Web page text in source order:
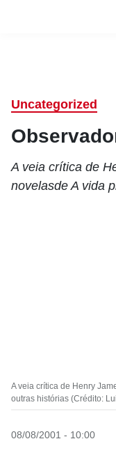
Uncategorized
A veia crítica de
novelasde A vida
A veia crítica de Henry
outras histórias (Crédito:
08/08/2001 - 10:00